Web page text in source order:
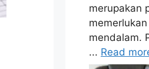
merupakan
mendalam.
... Read